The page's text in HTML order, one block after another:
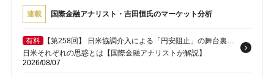
連載 国際金融アナリスト・吉田恒氏のマーケット分析
有料
【第258回】 日米協調介入による「円安阻止」の舞台裏…
日米それぞれの思惑とは【国際金融アナリストが解説】
2026/08/07